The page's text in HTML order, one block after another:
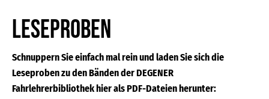
Leseproben
Schnuppern Sie einfach mal rein und laden Sie sich die
Leseproben zu den Bänden der DEGENER
Fahrlehrerbibliothek hier als PDF-Dateien herunter: